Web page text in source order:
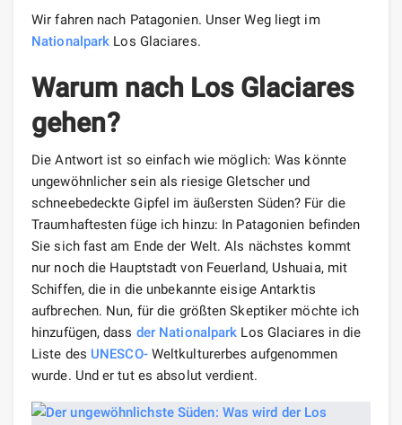
Wir fahren nach Patagonien. Unser Weg liegt im
Nationalpark Los Glaciares.
Warum nach Los Glaciares
gehen?
Die Antwort ist so einfach wie möglich: Was könnte
ungewöhnlicher sein als riesige Gletscher und
schneebedeckte Gipfel im äußersten Süden? Für die
Traumhaftesten füge ich hinzu: In Patagonien befinden
Sie sich fast am Ende der Welt. Als nächstes kommt
nur noch die Hauptstadt von Feuerland, Ushuaia, mit
Schiffen, die in die unbekannte eisige Antarktis
aufbrechen. Nun, für die größten Skeptiker möchte ich
hinzufügen, dass der Nationalpark Los Glaciares in die
Liste des UNESCO-Weltkulturerbes aufgenommen
wurde. Und er tut es absolut verdient.